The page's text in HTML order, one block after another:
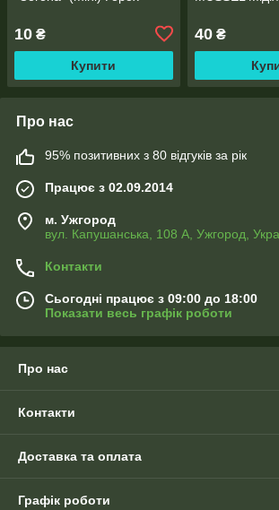
10 ₴
Купити
40₴
Про нас
95% позитивних з 80 відгуків за рік
Працює з 02.09.2014
м. Ужгород
вул. Капушанська, 108 А, Ужгород,
Контакти
Сьогодні працює з 09:00 до 18:00
Показати весь графік роботи
Про нас
Контакти
Доставка та оплата
Графік роботи